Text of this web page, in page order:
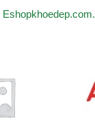
Eshopkhoedep.com.